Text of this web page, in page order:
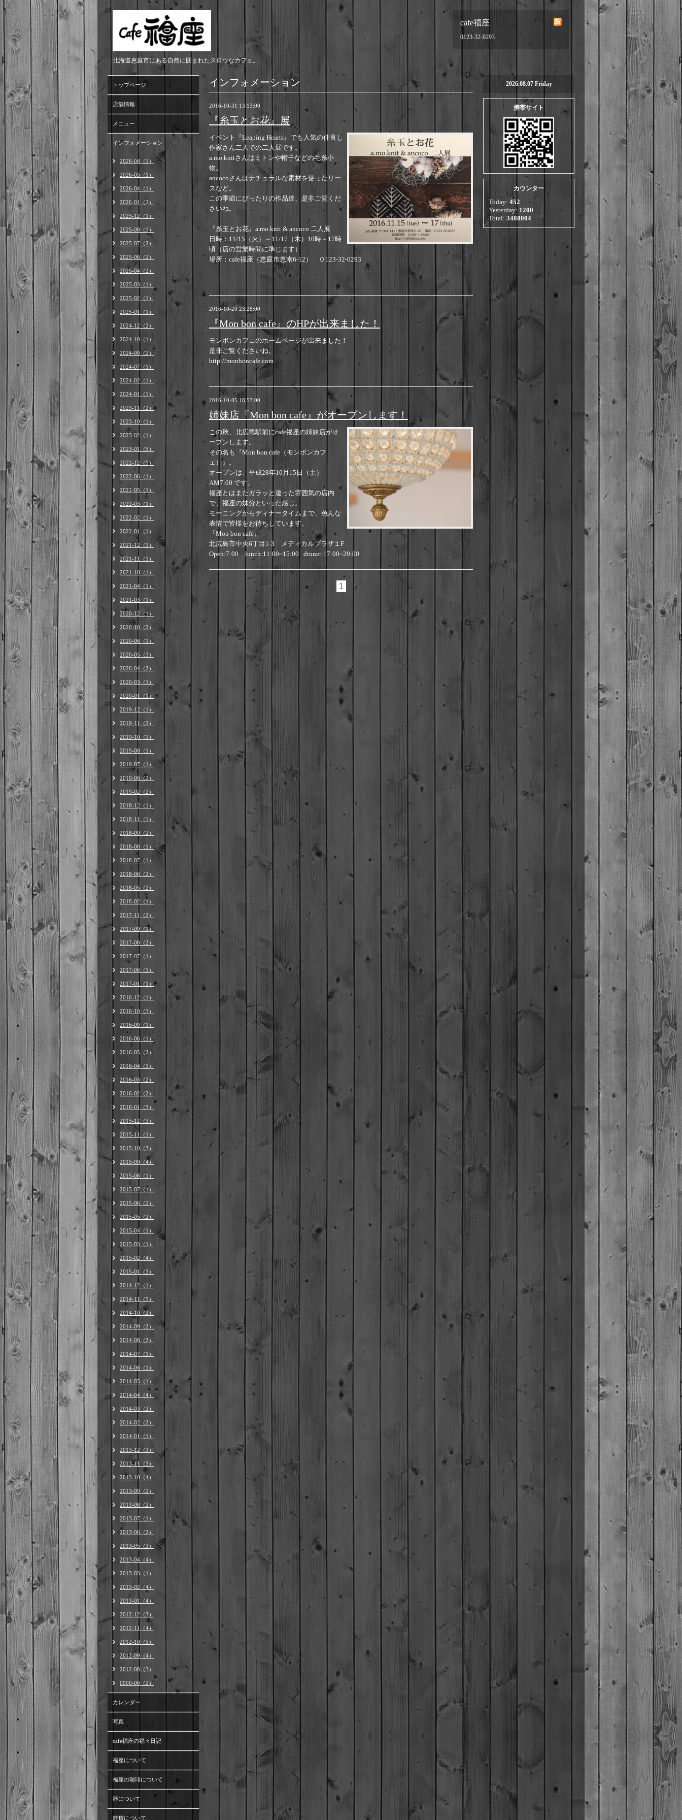
cafe福座
0123-32-0293
北海道恵庭市にある自然に囲まれたスロウなカフェ。
インフォメーション
2016-10-31 13:13:00
『糸玉とお花』展
イベント『Leaping Hearts』でも人気の仲良し
作家さん二人での二人展です。
a.mo.knitさんはミトンや帽子などの毛糸小
物。
ancocoさんはナチュラルな素材を使ったリー
スなど。
この季節にぴったりの作品達、是非ご覧くだ
さいね。
『糸玉とお花』a.mo.knit & ancoco 二人展
日時：11/15（火）～11/17（木）10時～17時
頃（店の営業時間に準じます）
場所：cafe福座（恵庭市恵南6-12） ０123-32-0293
2016-10-20 23:28:00
『Mon bon cafe』のHPが出来ました！
モンボンカフェのホームページが出来ました！
是非ご覧くださいね。
http://monboncafe.com
2016-10-05 18:53:00
姉妹店『Mon bon cafe』がオープンします！
この秋、北広島駅前にcafe福座の姉妹店がオ
ープンします。
その名も『Mon bon cafe（モンボンカフ
ェ）』。
オープンは、平成28年10月15日（土）
AM7:00 です。
福座とはまたガラッと違った雰囲気の店内
で、福座の妹分といった感じ。
モーニングからディナータイムまで、色んな
表情で皆様をお待ちしています。
『Mon bon cafe』
北広島市中央6丁目1-3 メディカルプラザ１F
Open:7:00 lunch:11:00~15:00 dinner:17:00~20:00
1
トップページ
店舗情報
メニュー
インフォメーション
2026-08（1）
2026-05（1）
2026-04（1）
2026-01（2）
2025-12（1）
2025-08（1）
2025-07（2）
2025-06（2）
2025-04（2）
2025-03（1）
2025-02（1）
2025-01（1）
2024-12（2）
2024-10（1）
2024-09（2）
2024-07（1）
2024-02（1）
2024-01（1）
2023-11（2）
2023-10（1）
2023-02（1）
2023-01（5）
2022-12（1）
2022-06（1）
2022-05（1）
2022-03（1）
2022-02（1）
2022-01（1）
2021-12（1）
2021-11（1）
2021-10（1）
2021-04（1）
2021-03（1）
2020-12（1）
2020-10（2）
2020-06（1）
2020-05（3）
2020-04（2）
2020-03（1）
2020-01（1）
2019-12（1）
2019-11（2）
2019-10（1）
2019-08（1）
2019-07（1）
2019-06（2）
2019-02（2）
2018-12（1）
2018-11（1）
2018-09（2）
2018-08（1）
2018-07（1）
2018-06（2）
2018-05（2）
2018-02（1）
2017-11（2）
2017-09（1）
2017-08（2）
2017-07（1）
2017-06（1）
2017-01（1）
2016-12（1）
2016-10（3）
2016-09（1）
2016-06（1）
2016-05（2）
2016-04（1）
2016-03（2）
2016-02（2）
2016-01（3）
2015-12（3）
2015-11（1）
2015-10（3）
2015-09（4）
2015-08（1）
2015-07（1）
2015-06（2）
2015-05（2）
2015-04（1）
2015-03（1）
2015-02（4）
2015-01（3）
2014-12（1）
2014-11（5）
2014-10（2）
2014-09（2）
2014-08（2）
2014-07（1）
2014-06（1）
2014-05（1）
2014-04（4）
2014-03（2）
2014-02（2）
2014-01（1）
2013-12（3）
2013-11（3）
2013-10（4）
2013-09（2）
2013-08（2）
2013-07（1）
2013-06（2）
2013-05（3）
2013-04（4）
2013-03（1）
2013-02（4）
2013-01（4）
2012-12（3）
2012-11（4）
2012-10（5）
2012-09（4）
2012-08（3）
0000-00（2）
カレンダー
写真
cafe福座の福々日記
福座について
福座の珈琲について
器について
雑貨について
2026.08.07 Friday
携帯サイト
カウンター
Today: 452
Yesterday: 1200
Total: 3488004